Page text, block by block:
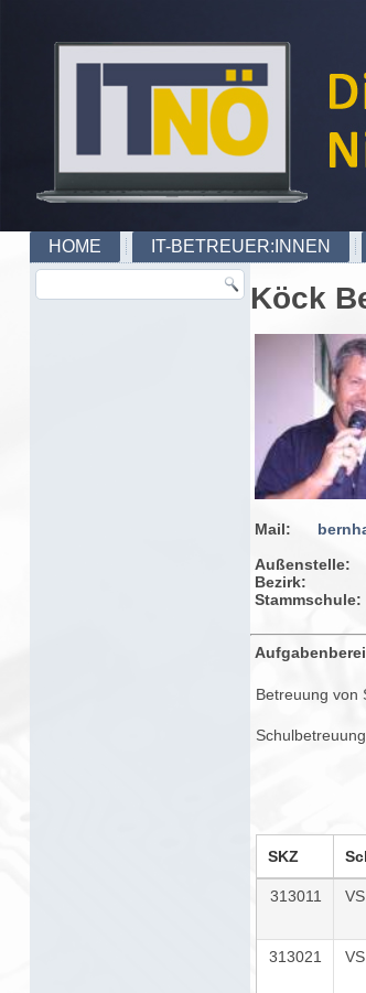
HOME IT-BETREUER:INNEN
Köck
Mail:
Außenstelle:
Bezirk:
Stammschule:
Betreuung von
SKZ
313011
313021